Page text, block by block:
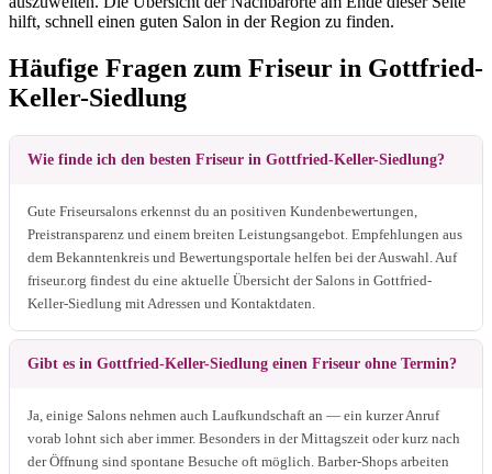
hilft, schnell einen guten Salon in der Region zu finden.
Häufige Fragen zum Friseur in Gottfried-
Keller-Siedlung
Wie finde ich den besten Friseur in Gottfried-Keller-Siedlung?
Gute Friseursalons erkennst du an positiven Kundenbewertungen,
Preistransparenz und einem breiten Leistungsangebot. Empfehlungen aus
dem Bekanntenkreis und Bewertungsportale helfen bei der Auswahl. Auf
friseur.org findest du eine aktuelle Übersicht der Salons in Gottfried-
Keller-Siedlung mit Adressen und Kontaktdaten.
Gibt es in Gottfried-Keller-Siedlung einen Friseur ohne Termin?
Ja, einige Salons nehmen auch Laufkundschaft an — ein kurzer Anruf
vorab lohnt sich aber immer. Besonders in der Mittagszeit oder kurz nach
der Öffnung sind spontane Besuche oft möglich. Barber-Shops arbeiten